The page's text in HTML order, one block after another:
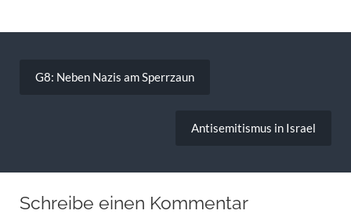
G8: Neben Nazis am Sperrzaun
Antisemitismus in Israel
Schreibe einen Kommentar